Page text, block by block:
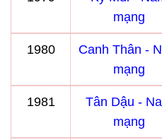
mạng
1980
Canh Thân -
mạng
1981
Tân Dậu -
mạng